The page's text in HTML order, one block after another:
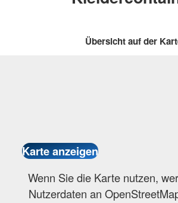
Übersicht auf der
Wenn Sie die Karte nutzen,
Nutzerdaten an